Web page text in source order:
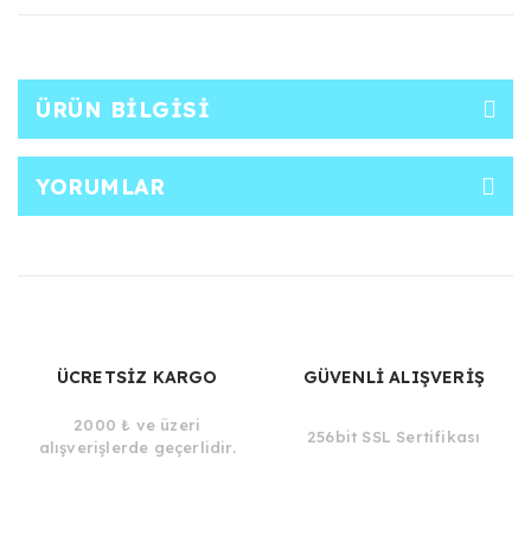
ÜRÜN BILGISI
YORUMLAR
ÜCRETSİZ KARGO
2000 ₺ ve üzeri
alışverişlerde geçerlidir.
GÜVENLİ ALIŞVERİŞ
256bit SSL Sertifikası